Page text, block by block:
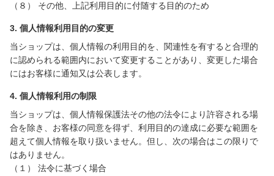
（８） その他、上記利用目的に付随する目的のため
3. 個人情報利用目的の変更
当ショップは、個人情報の利用目的を、関連性を有すると合理的
に認められる範囲内において変更することがあり、変更した場合
にはお客様に通知又は公表します。
4. 個人情報利用の制限
当ショップは、個人情報保護法その他の法令により許容される場
合を除き、お客様の同意を得ず、利用目的の達成に必要な範囲を
超えて個人情報を取り扱いません。但し、次の場合はこの限りで
はありません。
（１） 法令に基づく場合